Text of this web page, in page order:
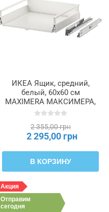
ИКЕА Ящик, средний,
белый, 60x60 см
MAXIMERA МАКСИМЕРА,
202.214.49
2 355,00 грн
2 295,00 грн
В КОРЗИНУ
Акция
Отправим
сегодня